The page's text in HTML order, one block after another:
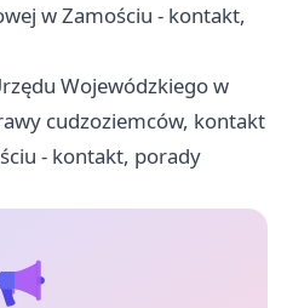
w Zamościu - kontakt,
Wojewódzkiego w
cudzoziemców, kontakt
- kontakt, porady